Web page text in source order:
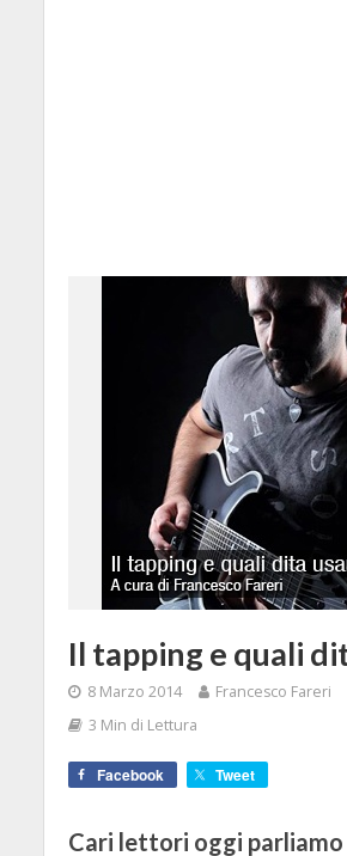
Il tapping e quali
8 Marzo 2014
Francesco Fareri
3 Min di Lettura
Facebook Tweet
Cari lettori oggi parliamo